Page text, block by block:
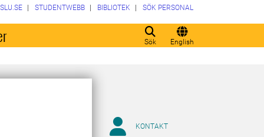
Sök English
SLU.SE STUDENTWEBB BIBLIOTEK SÖK PERSONAL
KONTAKT